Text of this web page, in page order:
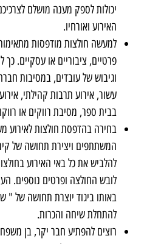
יכולות לספק מענה מושלם
האירוע ואורחיו.
למעשה חולצות מודפסות
פרטיים, ציבוריים או עסקיים.
וגיבוש של עובדים, במסיבות
עשור, אירוע תרבות קהילתי,
בבית ספר, מסיבת רווקים או
בחירה בהדפסת חולצות לאירוע
המשתתפים ויצירת תחושה של
להלביש את כל באי האירוע
לובש החולצה ופרטים נוספים.
באותו ביגוד יוצרת תחושה של "
להתחלת שיחה והכרות.
רוצים להפתיע חבר יקר, בן